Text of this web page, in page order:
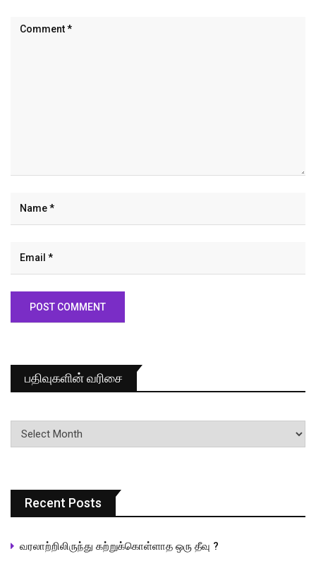
பதிவுகளின் வரிசை
பதிவுகளின்
வரிசை
Recent Posts
வரலாற்றிலிருந்து கற்றுக்கொள்ளாத ஒரு தீவு ?